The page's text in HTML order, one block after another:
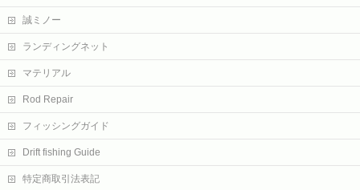
誠ミノー
ランディングネット
マテリアル
Rod Repair
フィッシングガイド
Drift fishing Guide
特定商取引法表記